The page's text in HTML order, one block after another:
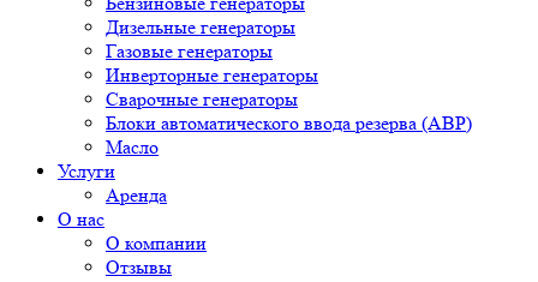
Дизельные генераторы
Газовые генераторы
Инверторные генераторы
Сварочные генераторы
Блоки автоматического ввода резерва (АВР)
Масло
Услуги
Аренда
О нас
О компании
Отзывы